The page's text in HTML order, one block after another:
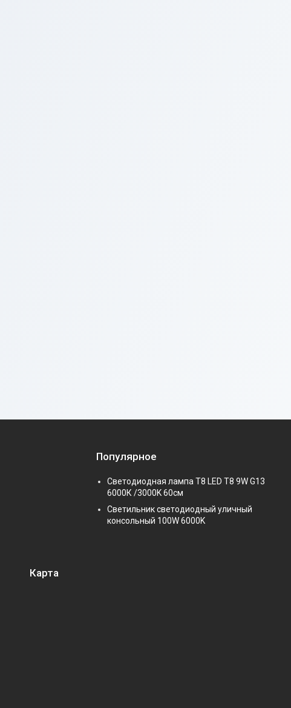
Популярное
Светодиодная лампа Т8 LED T8 9W G13
6000К /3000K 60см
Светильник светодиодный уличный
консольный 100W 6000K
Карта